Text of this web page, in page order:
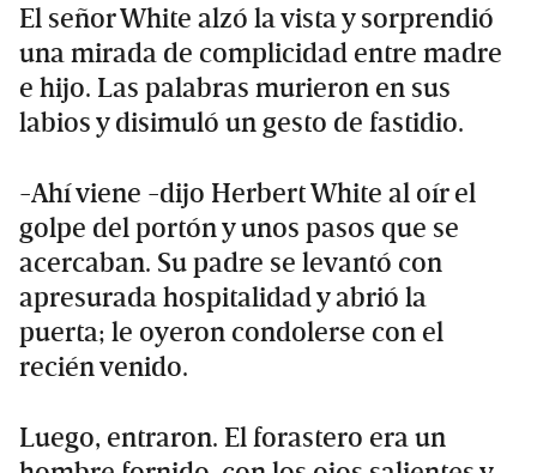
El señor White alzó la vista y sorprendió
una mirada de complicidad entre madre
e hijo. Las palabras murieron en sus
labios y disimuló un gesto de fastidio.
-Ahí viene -dijo Herbert White al oír el
golpe del portón y unos pasos que se
acercaban. Su padre se levantó con
apresurada hospitalidad y abrió la
puerta; le oyeron condolerse con el
recién venido.
Luego, entraron. El forastero era un